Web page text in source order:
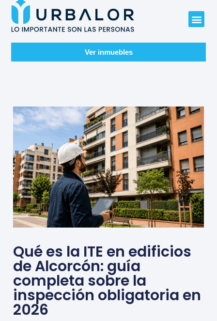
Ver inmuebles
Qué es la ITE en edificios
de Alcorcón: guía
completa sobre la
inspección obligatoria en
2026